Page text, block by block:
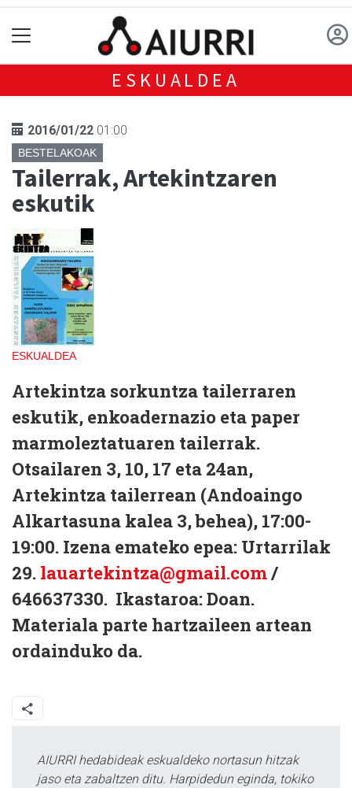
ESKUALDEA
2016/01/22 01:00
BESTELAKOAK
Tailerrak, Artekintzaren
eskutik
ESKUALDEA
Artekintza sorkuntza tailerraren
eskutik, enkoadernazio eta paper
marmoleztatuaren tailerrak.
Otsailaren 3, 10, 17 eta 24an,
Artekintza tailerrean (Andoaingo
Alkartasuna kalea 3, behea), 17:00-
19:00. Izena emateko epea: Urtarrilak
29. lauartekintza@gmail.com/
646637330. Ikastaroa: Doan.
Materiala parte hartzaileen artean
ordainduko da.
AIURRI hedabideak eskualdeko nortasun hitzak
jaso eta zabaltzen ditu. Harpidedun eginda, tokiko